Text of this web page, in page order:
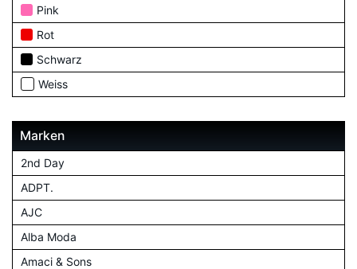
Pink
Rot
Schwarz
Weiss
Marken
2nd Day
ADPT.
AJC
Alba Moda
Amaci & Sons